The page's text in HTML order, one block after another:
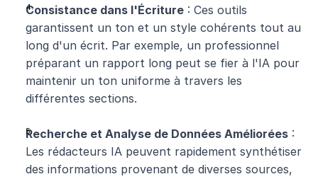
Consistance dans l'Écriture : Ces outils
garantissent un ton et un style cohérents tout au
long d'un écrit. Par exemple, un professionnel
préparant un rapport long peut se fier à l'IA pour
maintenir un ton uniforme à travers les
différentes sections.
Recherche et Analyse de Données Améliorées :
Les rédacteurs IA peuvent rapidement synthétiser
des informations provenant de diverses sources,